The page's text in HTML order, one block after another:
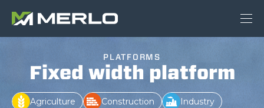
PLATFORMS
Fixed width platform
Agriculture Construction Industry